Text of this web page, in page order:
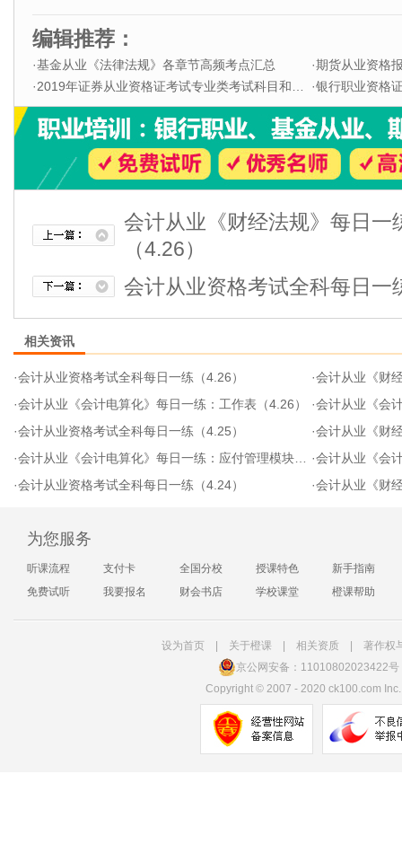
编辑推荐：
·基金从业《法律法规》各章节高频考点汇总 ·期货从业资格
·2019年证券从业资格证考试专业类考试科目和题型 ·银行职业资格证
会计从业《财经法规》每日一
（4.26）
会计从业资格考试全科每日一
相关资讯
·会计从业资格考试全科每日一练（4.26） ·会计从业《财经
·会计从业《会计电算化》每日一练：工作表（4.26） ·会计从业《会计
·会计从业资格考试全科每日一练（4.25） ·会计从业《财经法
·会计从业《会计电算化》每日一练：应付管理模块（4.25） ·会计从业《会计基
·会计从业资格考试全科每日一练（4.24） ·会计从业《财经
为您服务
听课流程 支付卡 全国分校 授课特色
新手指南
免费试听
我要报名 财会书店 学校课堂 橙课帮助
设为首页| 关于橙课| 相关资质
著作权
京公网安备：11010802023422号
Copyright ©2007 - 2020 ck100.com